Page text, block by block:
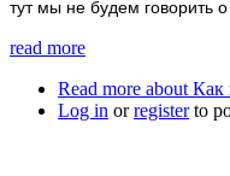
тут мы не будем говорить
read more
Read more about Как
Log in orregisterto